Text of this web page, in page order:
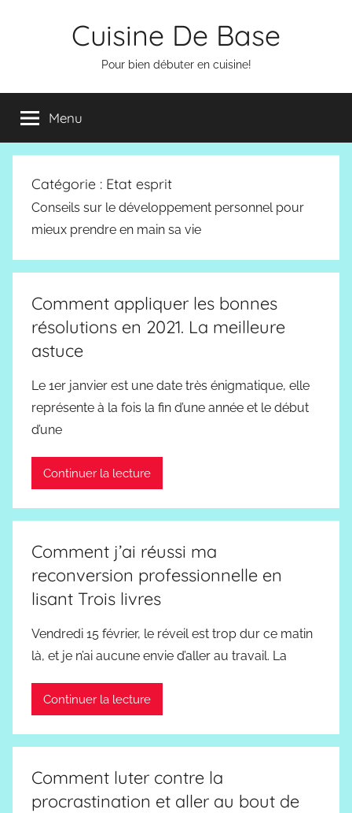
Cuisine De Base
Pour bien débuter en cuisine!
Menu
Catégorie : Etat esprit
Conseils sur le développement personnel pour
mieux prendre en main sa vie
Comment appliquer les bonnes
résolutions en 2021. La meilleure
astuce
Le 1er janvier est une date très énigmatique, elle
représente à la fois la fin d’une année et le début
d’une
Continuer la lecture
Comment j’ai réussi ma
reconversion professionnelle en
lisant Trois livres
Vendredi 15 février, le réveil est trop dur ce matin
là, et je n’ai aucune envie d’aller au travail. La
Continuer la lecture
Comment luter contre la
procrastination et aller au bout de